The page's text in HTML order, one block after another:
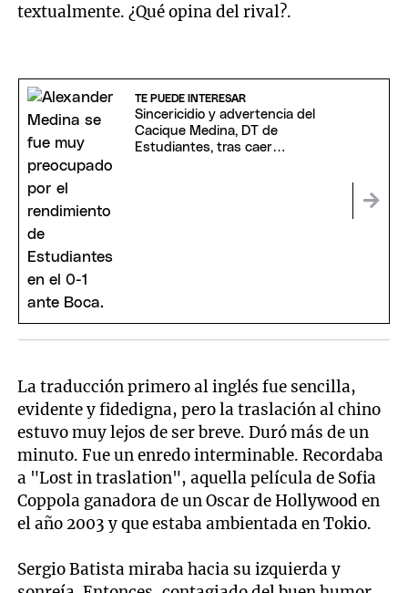
textualmente. ¿Qué opina del rival?.
TE PUEDE INTERESAR
Sincericidio y advertencia del
Cacique Medina, DT de
Estudiantes, tras caer
La traducción primero al inglés fue sencilla,
evidente y fidedigna, pero la traslación al chino
estuvo muy lejos de ser breve. Duró más de un
minuto. Fue un enredo interminable. Recordaba
a "Lost in traslation", aquella película de Sofia
Coppola ganadora de un Oscar de Hollywood en
el año 2003 y que estaba ambientada en Tokio.
Sergio Batista miraba hacia su izquierda y